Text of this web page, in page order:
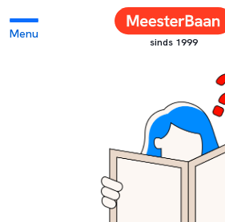
Menu
sinds 1999